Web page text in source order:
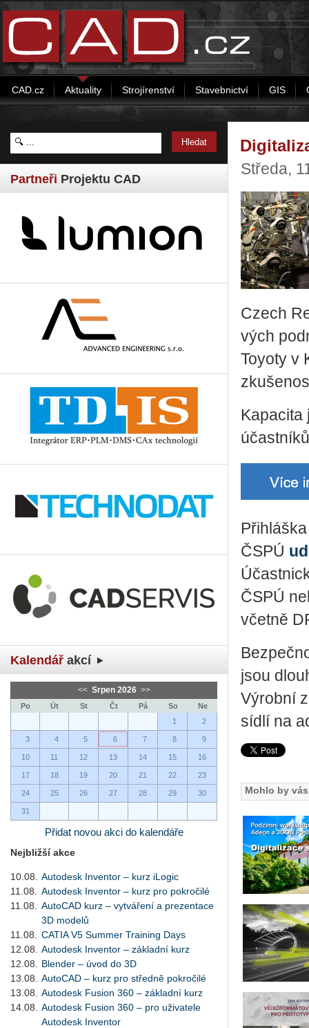
CAD.cz Aktuality Strojírenství Stavebnictví GIS
Partneři Projektu CAD
Kalendář akcí
<< Srpen 2026 >>
Po Út St Čt Pá So
Ne
1
2
3 4 5 6 7 8 9
10 11 12 13 14 15 16
17 18 19 20 21 22 23
24 25 26 27 28 29 30
31
Přidat novou akci do kalendáře
Nejbližší akce
10.08.
Autodesk Inventor – kurz iLogic
11.08.
Autodesk Inventor – kurz pro pokročilé
11.08.
AutoCAD kurz – vytváření a prezentace
3D modelů
11.08.
CATIA V5 Summer Training Days
12.08.
Autodesk Inventor – základní kurz
12.08.
Blender – úvod do 3D
13.08.
AutoCAD – kurz pro středně pokročilé
13.08.
Autodesk Fusion 360 – základní kurz
14.08.
Autodesk Fusion 360 – pro uživatele
Autodesk Inventor
Středa,
Czech
vých
Toy­o­ty v
Ka­pa­ci­ta
ČSPÚ
ČSPÚ
včet­ně
jsou
Vý­rob­ní
sídlí na
Mohlo by